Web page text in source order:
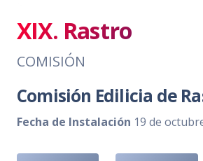
XIX. Rastro
COMISIÓN
Comisión Edilicia de
Fecha de Instalación 19 de